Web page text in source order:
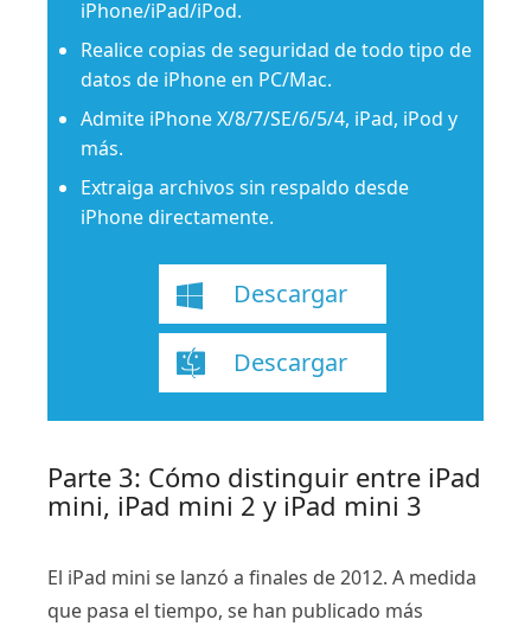
iPhone/iPad/iPod.
Realice copias de seguridad de todo tipo de
datos de iPhone en PC/Mac.
Admite iPhone X/8/7/SE/6/5/4, iPad, iPod y
más.
Extraiga archivos sin respaldo desde
iPhone directamente.
Descargar
Descargar
Parte 3: Cómo distinguir entre iPad
mini, iPad mini 2 y iPad mini 3
El iPad mini se lanzó a finales de 2012. A medida
que pasa el tiempo, se han publicado más